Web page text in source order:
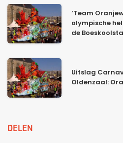
‘Team
olympische
de
Uitslag
Oldenzaal:
DELEN